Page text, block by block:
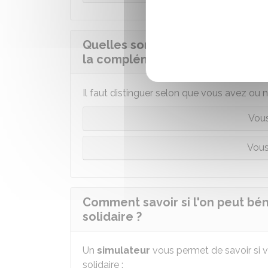
Quelles sont les conditions de
la complémentaire santé
Il faut distinguer selon que vous avez ou
Comment savoir si l'on peut
solidaire ?
Un simulateur vous permet de savoir si
solidaire :